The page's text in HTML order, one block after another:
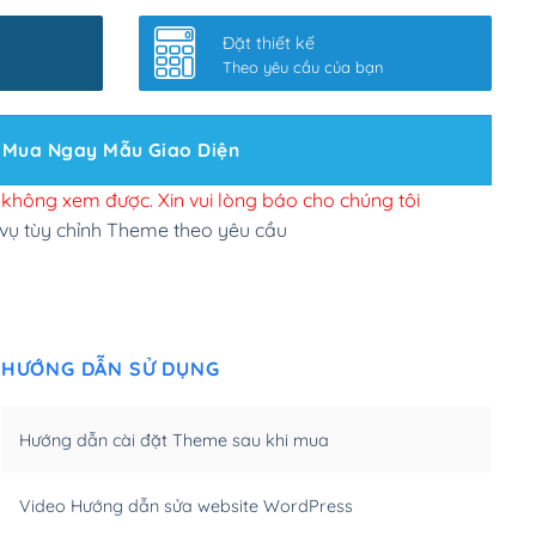
slider chính (+200,000₫)
site Wordpress(+100,000₫)
đăng web(+300,000₫)
tuỳ chọn
(+450,000₫)
Đặt thiết kế
Theo yêu cầu của bạn
Mua Ngay Mẫu Giao Diện
xem được. Xin vui lòng báo cho chúng tôi
tùy chỉnh Theme theo yêu cầu
HƯỚNG DẪN SỬ DỤNG
Hướng dẫn cài đặt Theme sau khi mua
Video Hướng dẫn sửa website WordPress